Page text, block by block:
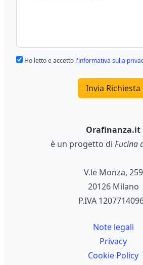
Ho letto e accetto l'informativa sulla
Invia Richiesta
Orafinanza.it
è un progetto di Fucina
V.le Monza, 259
20126 Milano
P.IVA
Note legali
Privacy
Cookie Policy